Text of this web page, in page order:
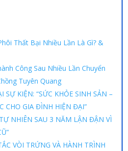
Thất Bại Nhiều Lần Là Gì? &
Công Sau Nhiều Lần Chuyển
Tuyên Quang
SỰ KIỆN: “SỨC KHỎE SINH SẢN –
CHO GIA ĐÌNH HIỆN ĐẠI”
NHIÊN SAU 3 NĂM LẬN ĐẬN VÌ
VÒI TRỨNG VÀ HÀNH TRÌNH